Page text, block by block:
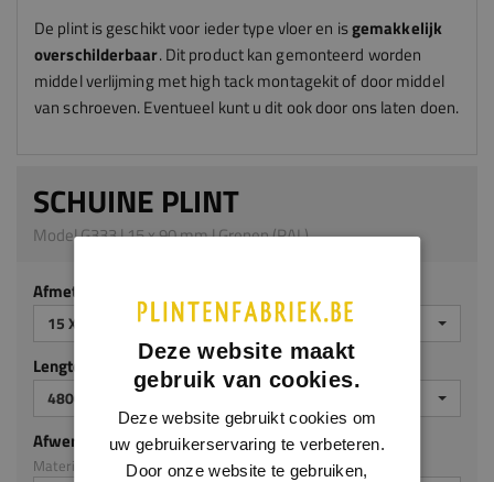
De plint is geschikt voor ieder type vloer en isgemakkelijk
overschilderbaar. Dit product kan gemonteerd worden
middel verlijming met high tack montagekit of door middel
van schroeven. Eventueel kunt u dit ook door ons laten doen.
SCHUINE PLINT
Model G333 | 15 x 90 mm | Grenen (RAL)
Afmeting
15 X 90 MM
Lengte (mm)
4800 MM
Afwerking
Materiaal: Grenen (RAL)
Deze website maakt
gebruik van cookies.
Deze website gebruikt cookies om
uw gebruikerservaring te verbeteren.
Door onze website te gebruiken,